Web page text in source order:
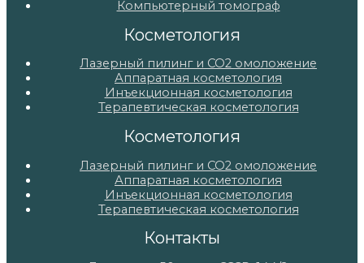
Компьютерный томограф
Косметология
Лазерный пилинг и СО2 омоложение
Аппаратная косметология
Инъекционная косметология
Терапевтическая косметология
Косметология
Лазерный пилинг и СО2 омоложение
Аппаратная косметология
Инъекционная косметология
Терапевтическая косметология
Контакты